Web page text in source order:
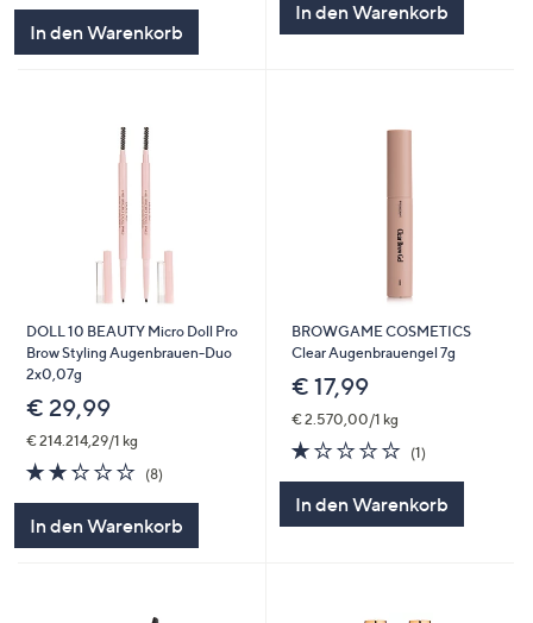
In den Warenkorb
In den Warenkorb
DOLL 10 BEAUTY Micro Doll Pro
Brow Styling Augenbrauen-Duo
2x0,07g
€ 29,99
€ 214.214,29/1 kg
2.2
von
5
(8)
In den Warenkorb
BROWGAME COSMETICS
Clear Augenbrauengel 7g
€ 17,99
€ 2.570,00/1 kg
1.0
von
(1)1
In den Warenkorb